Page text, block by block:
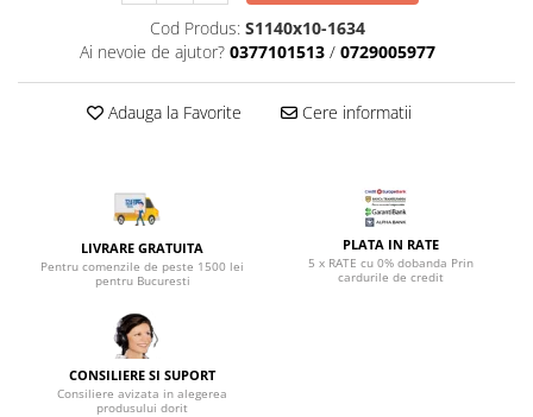
Top saltele 10 cm
Top saltele memory 5 cm
Saltele ieftine
Saltele cu spuma
Scaune manager
Mobilier bucatarie
Mese bucatarie
Scaune pentru bucatarie
Mobilier hol
Mobila hol
Suporturi si rafturi pantofi
Seturi mobilier hol
Stender haine
Cod Produs: S1140x10-1634
Ai nevoie de ajutor? 0377101513 / 0729005977
Adauga la Favorite Cere informatii
LIVRARE GRATUITA
Pentru comenzile de peste 1500 lei
pentru Bucuresti
PLATA IN RATE
5 x RATE cu 0% dobanda Prin
cardurile de credit
CONSILIERE SI SUPORT
Consiliere avizata in alegerea
produsului dorit